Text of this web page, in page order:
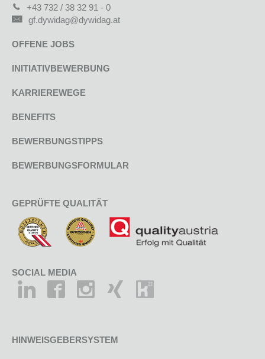
+43 732 / 38 32 91 - 0
gf.dywidag@dywidag.at
OFFENE JOBS
INITIATIVBEWERBUNG
KARRIEREWEGE
BENEFITS
BEWERBUNGSTIPPS
BEWERBUNGSFORMULAR
GEPRÜFTE QUALITÄT
SOCIAL MEDIA
HINWEISGEBERSYSTEM